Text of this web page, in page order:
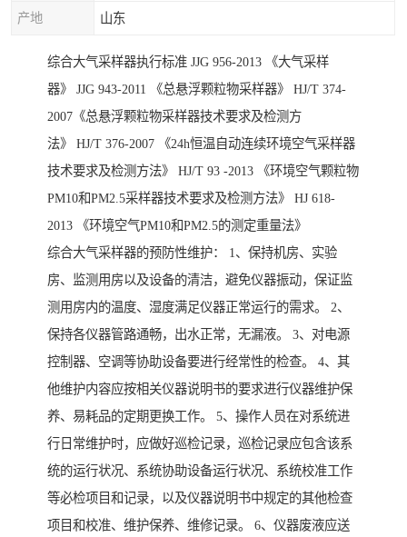
产地 山东
综合大气采样器执行标准 JJG 956-2013 《大气采样
器》 JJG 943-2011 《总悬浮颗粒物采样器》 HJ/T 374-
2007《总悬浮颗粒物采样器技术要求及检测方
法》 HJ/T 376-2007 《24h恒温自动连续环境空气采样器
技术要求及检测方法》 HJ/T 93 -2013 《环境空气颗粒物
PM10和PM2.5采样器技术要求及检测方法》 HJ 618-
2013 《环境空气PM10和PM2.5的测定重量法》
综合大气采样器的预防性维护： 1、保持机房、实验
房、监测用房以及设备的清洁，避免仪器振动，保证监
测用房内的温度、湿度满足仪器正常运行的需求。 2、
保持各仪器管路通畅，出水正常，无漏液。 3、对电源
控制器、空调等协助设备要进行经常性的检查。 4、其
他维护内容应按相关仪器说明书的要求进行仪器维护保
养、易耗品的定期更换工作。 5、操作人员在对系统进
行日常维护时，应做好巡检记录，巡检记录应包含该系
统的运行状况、系统协助设备运行状况、系统校准工作
等必检项目和记录，以及仪器说明书中规定的其他检查
项目和校准、维护保养、维修记录。 6、仪器废液应送